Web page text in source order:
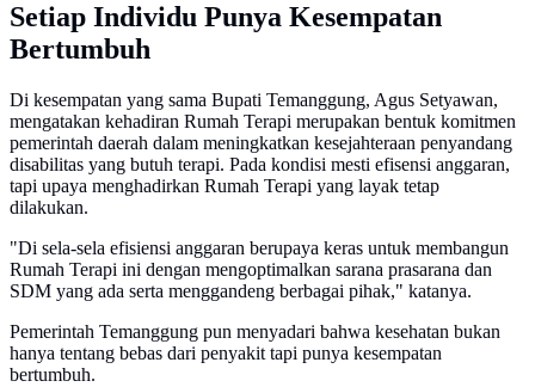
Setiap Individu Punya Kesempatan
Bertumbuh
Di kesempatan yang sama Bupati Temanggung, Agus Setyawan,
mengatakan kehadiran Rumah Terapi merupakan bentuk komitmen
pemerintah daerah dalam meningkatkan kesejahteraan penyandang
disabilitas yang butuh terapi. Pada kondisi mesti efisensi anggaran,
tapi upaya menghadirkan Rumah Terapi yang layak tetap
dilakukan.
"Di sela-sela efisiensi anggaran berupaya keras untuk membangun
Rumah Terapi ini dengan mengoptimalkan sarana prasarana dan
SDM yang ada serta menggandeng berbagai pihak," katanya.
Pemerintah Temanggung pun menyadari bahwa kesehatan bukan
hanya tentang bebas dari penyakit tapi punya kesempatan
bertumbuh.